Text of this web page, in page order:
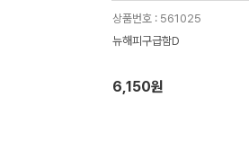
상품번호 : 561025
뉴해피구급함D
6,150원